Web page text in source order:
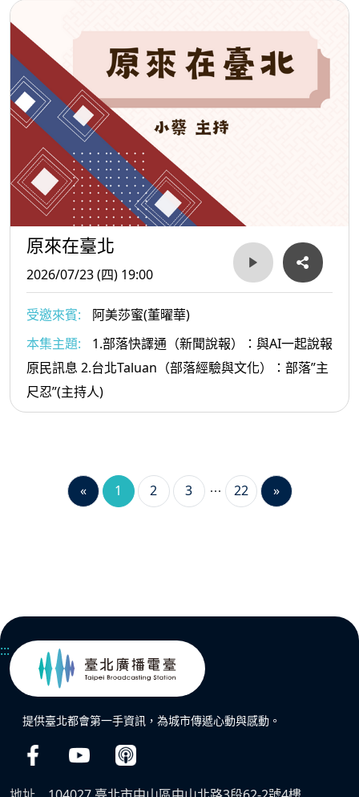
原來在臺北
2026/07/23 (四) 19:00
受邀來賓:
阿美莎蜜(董曜華)
本集主題:
1.部落快譯通（新聞說報）：與AI一起說報
原民訊息 2.台北Taluan（部落經驗與文化）：部落”主
尺忍”(主持人)
« 1 2 3 22 »
:::
提供臺北都會第一手資訊，為城市傳遞心動與感動。